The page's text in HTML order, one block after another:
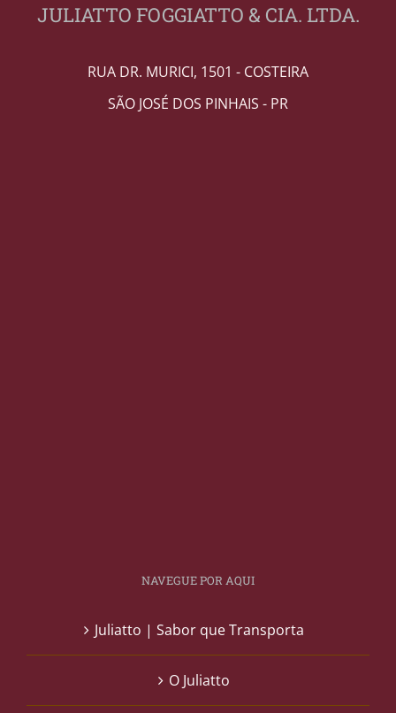
JULIATTO FOGGIATTO & CIA. LTDA.
RUA DR. MURICI, 1501 - COSTEIRA
SÃO JOSÉ DOS PINHAIS - PR
NAVEGUE POR AQUI
Juliatto | Sabor que Transporta
O Juliatto